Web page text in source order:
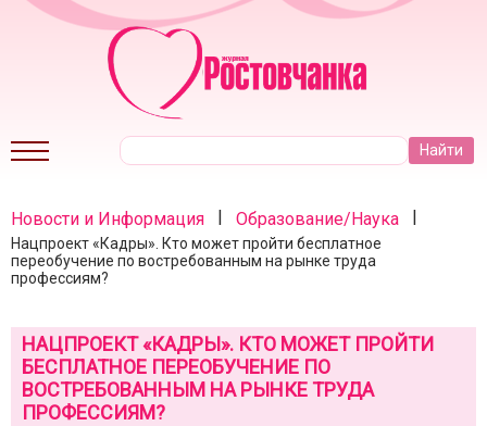
Новости и Информация | Образование/Наука |
Нацпроект «Кадры». Кто может пройти бесплатное
переобучение по востребованным на рынке труда
профессиям?
НАЦПРОЕКТ «КАДРЫ». КТО МОЖЕТ ПРОЙТИ
БЕСПЛАТНОЕ ПЕРЕОБУЧЕНИЕ ПО
ВОСТРЕБОВАННЫМ НА РЫНКЕ ТРУДА
ПРОФЕССИЯМ?